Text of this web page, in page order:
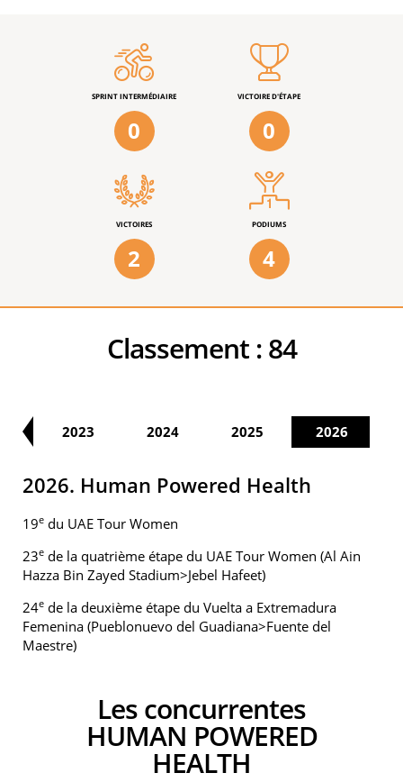
SPRINT INTERMÉDIAIRE
0
VICTOIRE D'ÉTAPE
0
VICTOIRES
2
PODIUMS
4
Classement :84
2023 2024 2025 2026
2026. Human Powered Health
19e du UAE Tour Women
23e de la quatrième étape du UAE Tour Women (Al Ain
Hazza Bin Zayed Stadium>Jebel Hafeet)
24e de la deuxième étape du Vuelta a Extremadura
Femenina (Pueblonuevo del Guadiana>Fuente del
Maestre)
Les concurrentes
HUMAN POWERED
HEALTH